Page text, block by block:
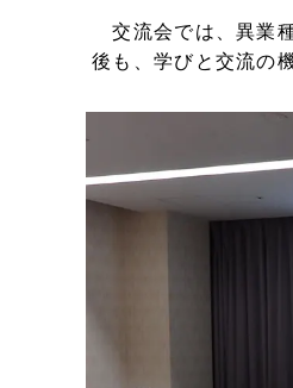
交流会では、異業
後も、学びと交流の